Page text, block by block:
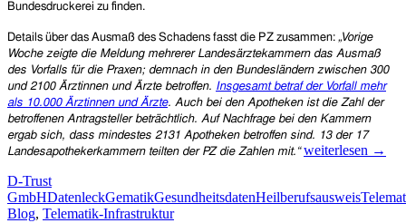
Bundesdruckerei zu finden.
Details über das Ausmaß des Schadens fasst die PZ zusammen: „Vorige
Woche zeigte die Meldung mehrerer Landesärztekammern das Ausmaß
des Vorfalls für die Praxen; demnach in den Bundesländern zwischen 300
und 2100 Ärztinnen und Ärzte betroffen. Insgesamt betraf der Vorfall mehr
als 10.000 Ärztinnen und Ärzte. Auch bei den Apotheken ist die Zahl der
betroffenen Antragsteller beträchtlich. Auf Nachfrage bei den Kammern
ergab sich, dass mindestes 2131 Apotheken betroffen sind. 13 der 17
Landesapothekerkammern teilten der PZ die Zahlen mit.“ Sicherheitslücke:
10.000
weiterlesen →
D-Trust
GmbHDatenleckGematikGesundheitsdatenHeilberufsausweis
Blog, Telematik-Infrastruktur